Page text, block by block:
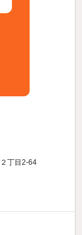
丁目2-64